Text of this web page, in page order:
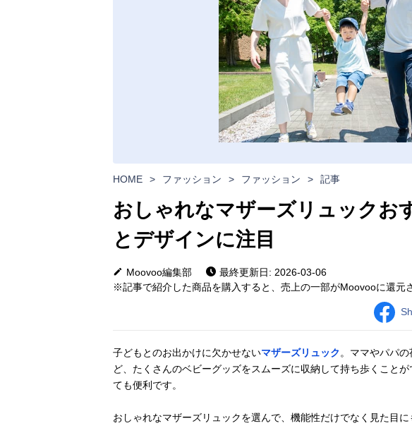
HOME > ファッション > ファッション > 記事
おしゃれなマザーズリュックお
とデザインに注目
Moovoo編集部
最終更新日: 2026-03-06
※記事で紹介した商品を購入すると、売上の一部がMoovooに還元
子どもとのお出かけに欠かせないマザーズリュック 。ママやパパ
ど、たくさんのベビーグッズをスムーズに収納して持ち歩くこと
ても便利です。
おしゃれなマザーズリュックを選んで、機能性だけでなく見た目に